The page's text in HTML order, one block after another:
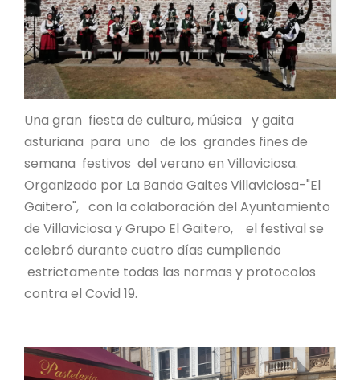
Una gran fiesta de cultura, música y gaita
asturiana para uno de los grandes fines de
semana festivos del verano en Villaviciosa.
Organizado por La Banda Gaites Villaviciosa-"El
Gaitero", con la colaboración del Ayuntamiento
de Villaviciosa y Grupo El Gaitero, el festival se
celebró durante cuatro días cumpliendo
estrictamente todas las normas y protocolos
contra el Covid 19.